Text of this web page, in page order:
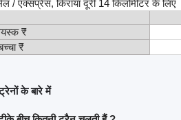
/ एक्सप्रेस, किराया दूरी 14 किलोमीटर के लिए
₹
₹
के बारे में